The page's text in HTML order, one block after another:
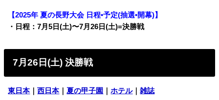
【2025年 夏の長野大会 日程•予定(抽選•開幕)】
・日程：7月5日(土)〜7月26日(土)=決勝戦
7月26日(土) 決勝戦
東日本｜西日本｜夏の甲子園 ｜ホテル｜雑誌